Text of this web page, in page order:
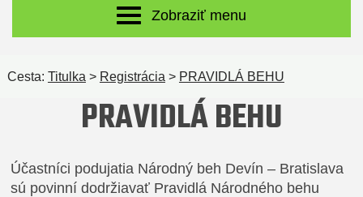
Zobraziť menu
Cesta: Titulka > Registrácia > PRAVIDLÁ BEHU
PRAVIDLÁ BEHU
Účastníci podujatia Národný beh Devín – Bratislava
sú povinní dodržiavať Pravidlá Národného behu